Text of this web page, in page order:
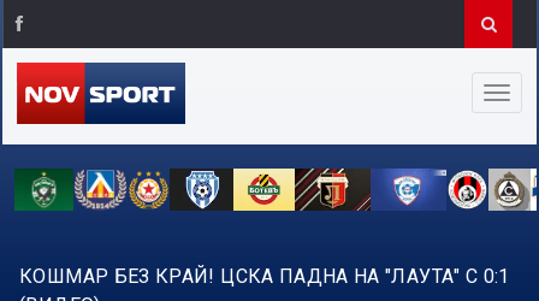
КОШМАР БЕЗ КРАЙ! ЦСКА ПАДНА НА "ЛАУТА" С 0:1